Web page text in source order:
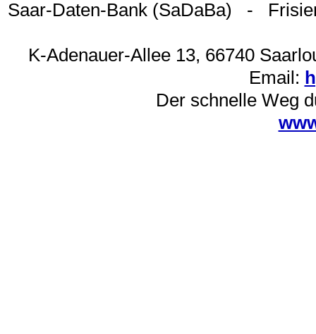
Saar-Daten-Bank (SaDaBa) -
K-Adenauer-Allee 13, 66740
Email:
Der schnelle Weg